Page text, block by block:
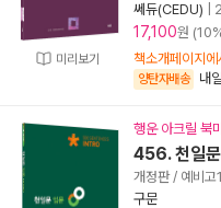
미리보기
쎄듀(CEDU)
17,100원
책소개페이지
양탄자배송 내
행운 아크릴 북
456. 천일
개정판 / 예비고
구문